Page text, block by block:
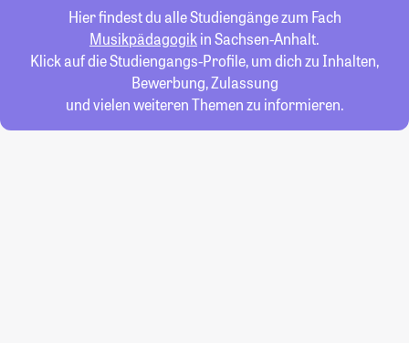
Hier findest du alle Studiengänge zum Fach
Musikpädagogikin Sachsen-Anhalt.
Klick auf die Studiengangs-Profile, um dich zu Inhalten,
Bewerbung, Zulassung
und vielen weiteren Themen zu informieren.